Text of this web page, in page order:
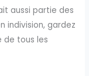
aussi partie des
indivision, gardez
de tous les